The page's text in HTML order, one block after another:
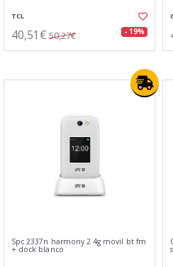
TCL
40,51€ 50,27€ - 19%
Spc 2337n harmony 2 4g movil bt fm
+ dock blanco